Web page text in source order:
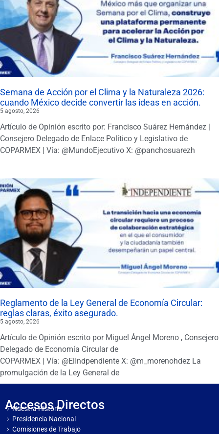
Semana de Acción por el Clima y la Naturaleza 2026:
cuando México decide convertir las ideas en acción.
5 agosto, 2026
Artículo de Opinión escrito por: Francisco Suárez Hernández |
Consejero Delegado de Enlace Político y Legislativo de
COPARMEX | Vía: @MundoEjecutivo X: @panchosuarezh
Reglamento de la Ley General de Economía Circular:
reglas claras, éxito asegurado.
5 agosto, 2026
Artículo de Opinión escrito por Miguel Ángel Moreno , Consejero
Delegado de Economía Circular de
COPARMEX | Vía: @ElIndpendiente X: @m_morenohdez La
promulgación de la Ley General de
Accesos Directos
Nuestra Historia
Presidencia Nacional
Comisiones de Trabajo